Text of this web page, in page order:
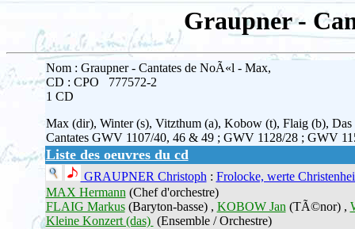
Graupner -
Nom : Graupner - Cantates de NoÃ«l - Max,
CD : CPO 777572-2
1 CD
Max (dir), Winter (s), Vitzthum (a), Kobow (t), Flaig (b),
Cantates GWV 1107/40, 46 & 49 ; GWV 1128/28 ; GWV
Liste des oeuvres du cd
GRAUPNER Christoph: Frolocke, werte
MAX Hermann(Chef d'orchestre)
FLAIG Markus(Baryton-basse) , KOBOW Jan(TÃ©nor) ,
Kleine Konzert (das) (Ensemble / Orchestre)